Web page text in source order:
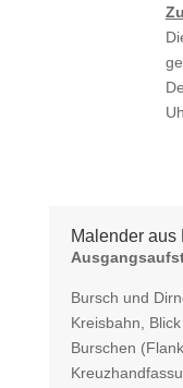
Malender aus
Bursch und
Kreisbahn,
Burschen